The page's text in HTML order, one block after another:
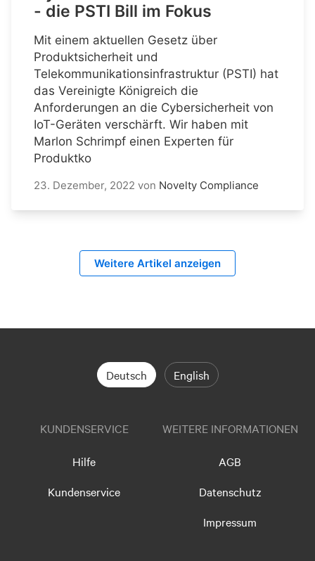
- die PSTI Bill im Fokus
Mit einem aktuellen Gesetz über
Produktsicherheit und
Telekommunikationsinfrastruktur (PSTI) hat
das Vereinigte Königreich die
Anforderungen an die Cybersicherheit von
IoT-Geräten verschärft. Wir haben mit
Marlon Schrimpf einen Experten für
Produktko
23. Dezember, 2022 von Novelty Compliance
Weitere Artikel anzeigen
Deutsch English
KUNDENSERVICE
Hilfe
Kundenservice
WEITERE INFORMATIONEN
AGB
Datenschutz
Impressum